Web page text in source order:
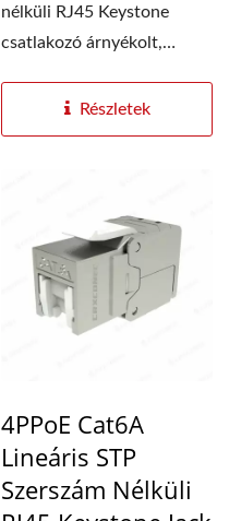
nélküli RJ45 Keystone
csatlakozó árnyékolt,
Részletek
4PPoE Cat6A
Lineáris STP
Szerszám Nélküli